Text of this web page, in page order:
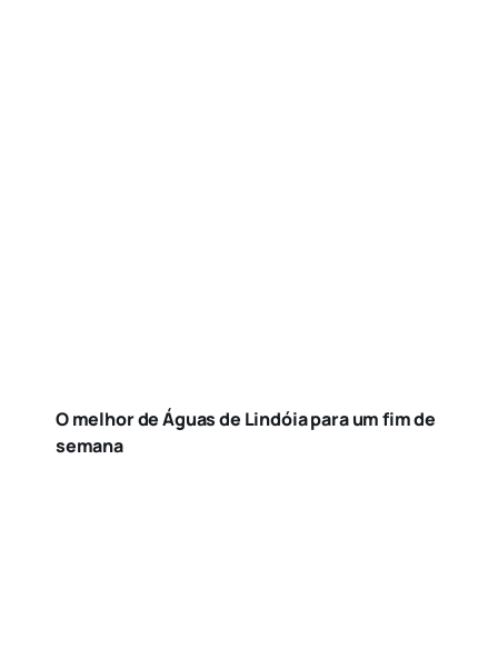
O melhor de Águas de Lindóia para um fim de
semana